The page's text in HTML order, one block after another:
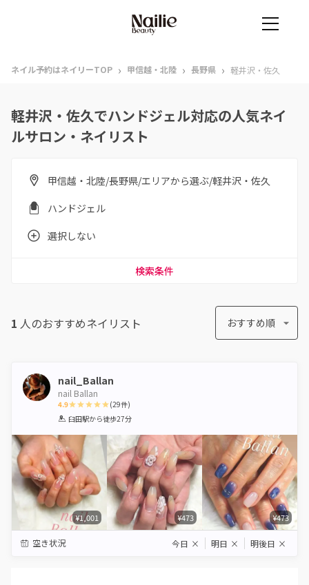
ネイル予約はネイリーTOP › 甲信越・北陸 › 長野県 › 軽井沢・佐久
軽井沢・佐久でハンドジェル対応の人気ネイ
ルサロン・ネイリスト
甲信越・北陸/長野県/エリアから選ぶ/軽井沢・佐久
ハンドジェル
選択しない
検索条件
1 人のおすすめネイリスト おすすめ順
nail_Ballan
nail Ballan
4.9
1 2 3 4 5
(29件)
臼田駅から徒歩27分
¥1,001 ¥473 ¥473
空き状況 今日 × 明日 × 明後日 ×